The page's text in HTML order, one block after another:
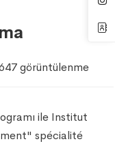
görüntülenme
ile Institut
spécialité